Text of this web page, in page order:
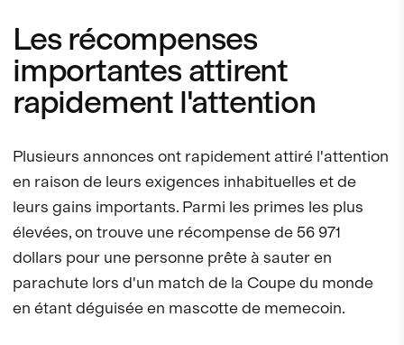
Les récompenses
importantes attirent
rapidement l'attention
Plusieurs annonces ont rapidement attiré l'attention
en raison de leurs exigences inhabituelles et de
leurs gains importants. Parmi les primes les plus
élevées, on trouve une récompense de 56 971
dollars pour une personne prête à sauter en
parachute lors d'un match de la Coupe du monde
en étant déguisée en mascotte de memecoin.